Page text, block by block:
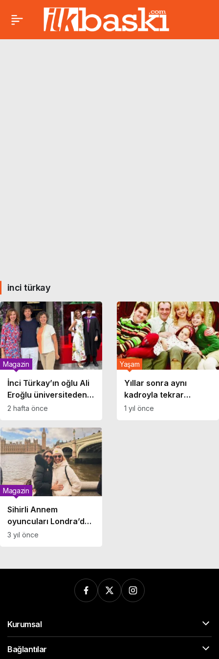
inci türkay
İnci Türkay’ın oğlu Ali
Eroğlu üniversiteden
mezun oldu: ‘Seninle
duyuyorum’
Magazin
2 hafta önce
Yıllar sonra aynı
kadroyla tekrar
çekilecek: Sihirli
Yaşam
1 yıl önce
Sihirli Annem
oyuncuları Londra’da
buluştu
Magazin
3 yıl önce
Kurumsal
Bağlantılar